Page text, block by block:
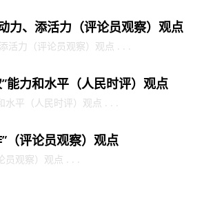
力、添活力（评论员观察）观点
活力（评论员观察）观点 . . .
能力和水平（人民时评）观点
水平（人民时评）观点 . . .
（评论员观察）观点
员观察）观点 . . .